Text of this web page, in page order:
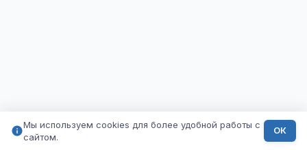
Мы используем cookies для более удобной работы с
сайтом.
ОК